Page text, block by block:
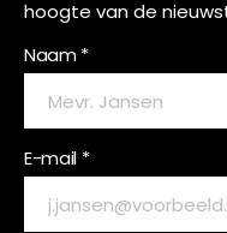
hoogte van de
Naam *
E-mail *